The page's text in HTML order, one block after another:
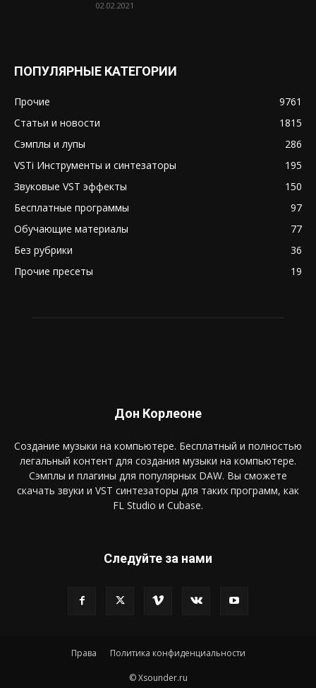
02.02.2021
ПОПУЛЯРНЫЕ КАТЕГОРИИ
Прочие
9761
Статьи и новости
1815
Сэмплы и лупы
286
VSTi Инструменты и синтезаторы
195
Звуковые VST эффекты
150
Бесплатные программы
97
Обучающие материалы
77
Без рубрики
36
Прочие пресеты
19
Дон Корлеоне
Создание музыки на компьютере. Бесплатный и полностью
легальный контент для создания музыки на компьютере.
Сэмплы и плагины для популярных DAW. Вы сможете
скачать звуки и VST синтезаторы для таких программ, как
FL Studio и Cubase.
Следуйте за нами
Права Политика конфиденциальности
© Xsounder.ru